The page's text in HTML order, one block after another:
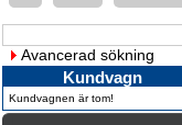
Avancerad sökning
Kundvagn
Kundvagnen är tom!